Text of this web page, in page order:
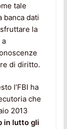
tale
banca dati
la
di diritto.
l’FBI ha
che
2013
in lutto gli